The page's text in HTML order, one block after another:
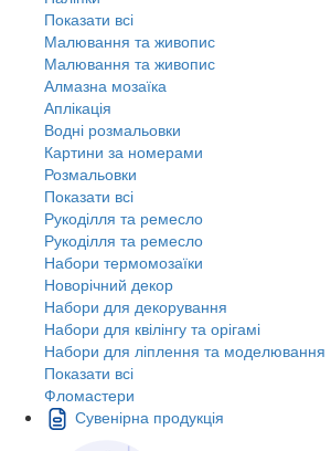
Показати всі
Малювання та живопис
Малювання та живопис
Алмазна мозаїка
Аплікація
Водні розмальовки
Картини за номерами
Розмальовки
Показати всі
Рукоділля та ремесло
Рукоділля та ремесло
Набори термомозаїки
Новорічний декор
Набори для декорування
Набори для квілінгу та орігамі
Набори для ліплення та моделювання
Показати всі
Фломастери
Сувенірна продукція